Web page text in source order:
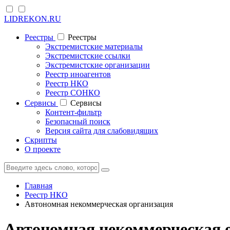
LIDREKON.RU
Реестры
Реестры
Экстремистские материалы
Экстремистские ссылки
Экстремистские организации
Реестр иноагентов
Реестр НКО
Реестр СОНКО
Cервисы
Cервисы
Контент-фильтр
Безопасный поиск
Версия сайта для слабовидящих
Скрипты
О проекте
Главная
Реестр НКО
Автономная некоммерческая организация